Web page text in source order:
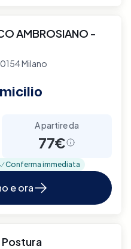
AMBROSIANO -
Milano
A partire da
77€
Conferma immediata
e ora